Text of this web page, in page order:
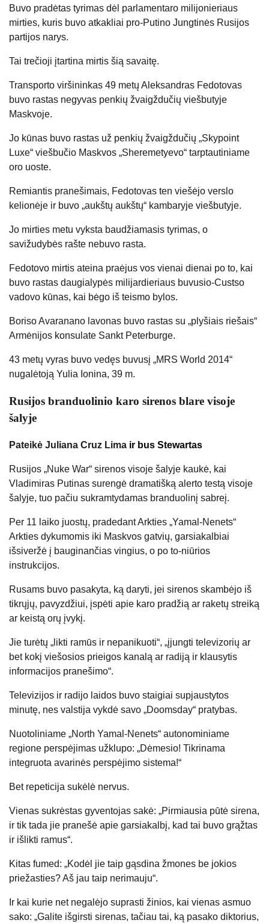
Buvo pradėtas tyrimas dėl parlamentaro milijonieriaus
mirties, kuris buvo atkakliai pro-Putino Jungtinės Rusijos
partijos narys.
Tai trečioji įtartina mirtis šią savaitę.
Transporto viršininkas 49 metų Aleksandras Fedotovas
buvo rastas negyvas penkių žvaigždučių viešbutyje
Maskvoje.
Jo kūnas buvo rastas už penkių žvaigždučių „Skypoint
Luxe“ viešbučio Maskvos „Sheremetyevo“ tarptautiniame
oro uoste.
Remiantis pranešimais, Fedotovas ten viešėjo verslo
kelionėje ir buvo „aukštų aukštų“ kambaryje viešbutyje.
Jo mirties metu vyksta baudžiamasis tyrimas, o
savižudybės rašte nebuvo rasta.
Fedotovo mirtis ateina praėjus vos vienai dienai po to, kai
buvo rastas daugialypės milijardieriaus buvusio-Custso
vadovo kūnas, kai bėgo iš teismo bylos.
Boriso Avaranano lavonas buvo rastas su „plyšiais riešais“
Armėnijos konsulate Sankt Peterburge.
43 metų vyras buvo vedęs buvusį „MRS World 2014“
nugalėtoją Yulia Ionina, 39 m.
Rusijos branduolinio karo sirenos blare visoje
šalyje
Pateikė Juliana Cruz Lima ir bus Stewartas
Rusijos „Nuke War“ sirenos visoje šalyje kaukė, kai
Vladimiras Putinas surengė dramatišką alerto testą visoje
šalyje, tuo pačiu sukramtydamas branduolinį sabreį.
Per 11 laiko juostų, pradedant Arkties „Yamal-Nenets“
Arkties dykumomis iki Maskvos gatvių, garsiakalbiai
išsiveržė į bauginančias vingius, o po to-niūrios
instrukcijos.
Rusams buvo pasakyta, ką daryti, jei sirenos skambėjo iš
tikrųjų, pavyzdžiui, įspėti apie karo pradžią ar raketų streiką
ar keistą orų įvykį.
Jie turėtų „likti ramūs ir nepanikuoti“, „įjungti televizorių ar
bet kokį viešosios prieigos kanalą ar radiją ir klausytis
informacijos pranešimo“.
Televizijos ir radijo laidos buvo staigiai supjaustytos
minutę, nes valstija vykdė savo „Doomsday“ pratybas.
Nuotoliniame „North Yamal-Nenets“ autonominiame
regione perspėjimas užklupo: „Dėmesio! Tikrinama
integruota avarinės perspėjimo sistema!“
Bet repeticija sukėlė nervus.
Vienas sukrėstas gyventojas sakė: „Pirmiausia pūtė sirena,
ir tik tada jie pranešė apie garsiakalbį, kad tai buvo grąžtas
ir išlikti ramus“.
Kitas fumed: „Kodėl jie taip gąsdina žmones be jokios
priežasties? Aš jau taip nerimauju“.
Ir kai kurie net negalėjo suprasti žinios, kai vienas asmuo
sako: „Galite išgirsti sirenas, tačiau tai, ką pasako diktorius,